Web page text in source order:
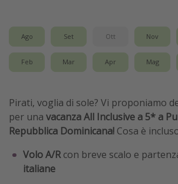
Festività del 2026
Città più visitate
Ago Set Ott Nov
Feb Mar Apr Mag
Pirati, voglia di sole? Vi proponiamo
per una vacanza All Inclusive a 5* a
Repubblica Dominicana! Cosa è
VoloA/Rcon breve scalo e
italiane